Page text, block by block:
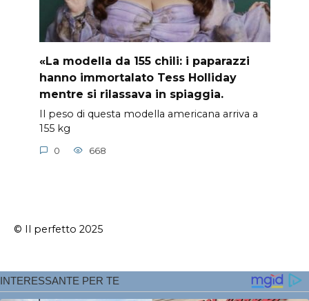
«La modella da 155 chili: i paparazzi
hanno immortalato Tess Holliday
mentre si rilassava in spiaggia.
Il peso di questa modella americana arriva a
155 kg
0 668
© Il perfetto 2025